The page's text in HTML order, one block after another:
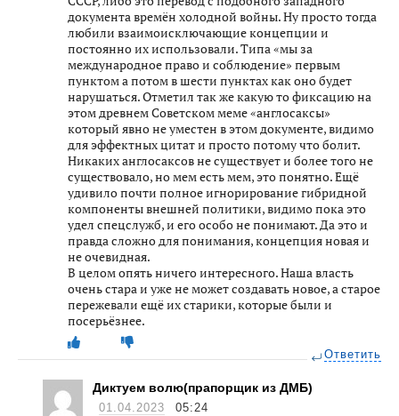
документа времён холодной войны. Ну просто тогда
любили взаимоисключающие концепции и
постоянно их использовали. Типа «мы за
международное право и соблюдение» первым
пунктом а потом в шести пунктах как оно будет
нарушаться. Отметил так же какую то фиксацию на
этом древнем Советском меме «англосаксы»
который явно не уместен в этом документе, видимо
для эффектных цитат и просто потому что болит.
Никаких англосаксов не существует и более того не
существовало, но мем есть мем, это понятно. Ещё
удивило почти полное игнорирование гибридной
компоненты внешней политики, видимо пока это
удел спецслужб, и его особо не понимают. Да это и
правда сложно для понимания, концепция новая и
не очевидная.
В целом опять ничего интересного. Наша власть
очень стара и уже не может создавать новое, а старое
пережевали ещё их старики, которые были и
посерьёзнее.
Ответить
Диктуем волю(прапорщик из ДМБ)
01.04.2023 05:24